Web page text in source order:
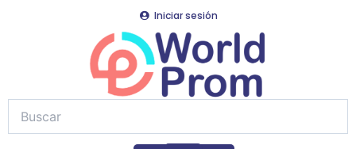
Iniciar sesión